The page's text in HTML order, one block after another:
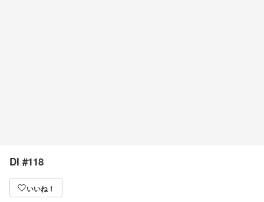
DI #118
いいね！